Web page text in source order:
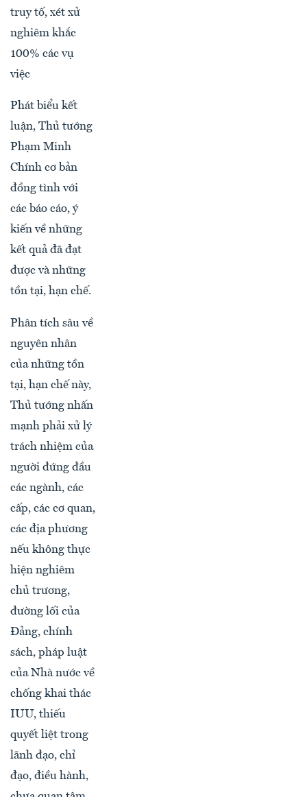
truy tố, xét xử
nghiêm khắc
100% các vụ
việc
Phát biểu kết
luận, Thủ tướng
Phạm Minh
Chính cơ bản
đồng tình với
các báo cáo, ý
kiến về những
kết quả đã đạt
được và những
tồn tại, hạn chế.
Phân tích sâu về
nguyên nhân
của những tồn
tại, hạn chế này,
Thủ tướng nhấn
mạnh phải xử lý
trách nhiệm của
người đứng đầu
các ngành, các
cấp, các cơ quan,
các địa phương
nếu không thực
hiện nghiêm
chủ trương,
đường lối của
Đảng, chính
sách, pháp luật
của Nhà nước về
chống khai thác
IUU, thiếu
quyết liệt trong
lãnh đạo, chỉ
đạo, điều hành,